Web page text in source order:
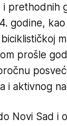
prethodnih
godine,
prošle
i aktivnog
Novi Sad i